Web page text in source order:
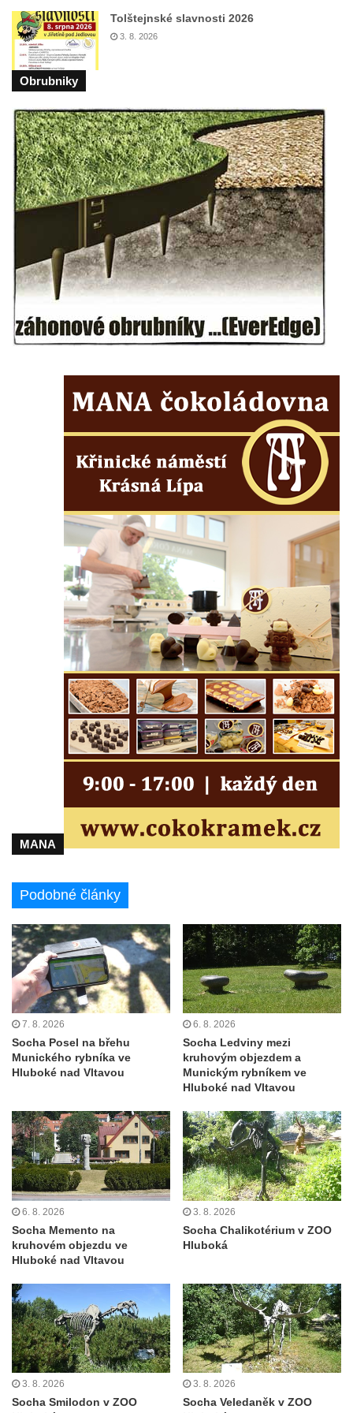
Českých Budějovicích
Pomník Vojtěcha Adalberta Lanny v parku
Na Sadech v Českých Budějovicích
Pomník Přemysla Otakara II. v parku Na
Sadech v Českých Budějovicích
Socha Mateřství v parku Na Sadech v
Českých Budějovicích
Památník Otokara Mokrého v parku Na
Sadech v Českých Budějovicích
Poslední dochovaný tramvajový sloup na
Pražské třídě v Českých Budějovicích
Socha Civilizovaní na Husově třídě v
Českých Budějovicích
Socha svatého Jana Nepomuckého Na
Sadech u Mlýnské stoky v Českých
Budějovicích
Budějovicích
Socha svatého Zachariáše na nádvoří
kláštera dominikánů v Českých
Budějovicích
Socha svatého Josefa na nádvoří kláštera
dominikánů v Českých Budějovicích
Socha svaté Anny na nádvoří kláštera
dominikánů v Českých Budějovicích
Socha svatého Dominika na nádvoří
kláštera dominikánů v Českých
Budějovicích
Sousoší Kalvárie před klášterem
dominikánů u Piaristického náměstí v
Českých Budějovicích
Socha svatého Václava u pramene v
Pamětní deska Tomáše Garrigue Masaryka
na radnici v Českých Budějovicích
Českých Budějovicích
biskupské rezidenci v Českých
Budějovicích
Socha žáby u rybníčku na Náměstí v
Kamenném Újezdě
Pamětní kámen družebních obcí Kamenný
Újezd a Krauchthal v parku na Náměstí v
Kamenném Újezdě
Socha na náměstí J. V. Kamarýta ve
Velešíně
Pomník J. V. Kamarýta v Krumlovské ulici ve
Velešíně
Pamětní deska arcibiskupa Micara ve
vstupu do poutního místa Římov
Liberci
domě čp. 37 v ulici Betlém v Římově
Pomník na paměť zrušení roboty v Plavu
Socha vodníka v Plavu
Socha svatého Jana Nepomuckého v
Třebušíně
Pamětní deska Johanna Nepomuka
Tolštejnské slavnosti 2026
3. 8. 2026
Obrubniky
MANA
Podobné články
7. 8. 2026
Socha Posel na břehu
Munického rybníka ve
Hluboké nad Vltavou
6. 8. 2026
Socha Ledviny mezi
kruhovým objezdem a
Munickým rybníkem ve
Hluboké nad Vltavou
6. 8. 2026
Socha Memento na
kruhovém objezdu ve
Hluboké nad Vltavou
3. 8. 2026
Socha Chalikotérium v ZOO
Hluboká
3. 8. 2026
Socha Smilodon v ZOO
3. 8. 2026
Socha Veledaněk v ZOO